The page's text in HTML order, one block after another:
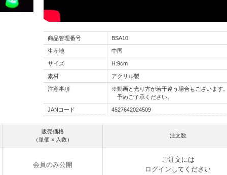
商品管理番号 BSA10
生産地 中国
サイズ H:9cm
素材 アクリル製
注意事項
※動画と光り方が若干違う場合もございます。
予めご了承ください。
JANコード 4527642024509
販売価格
（単価 × 入数）
注文数
会員のみ公開
ご注文には
ログイン してください